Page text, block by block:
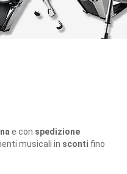
e con spedizione
musicali in sconti fino